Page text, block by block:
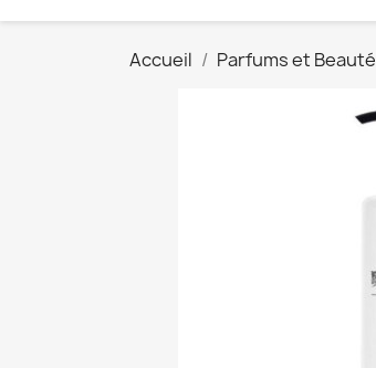
Accueil Parfums et Beauté